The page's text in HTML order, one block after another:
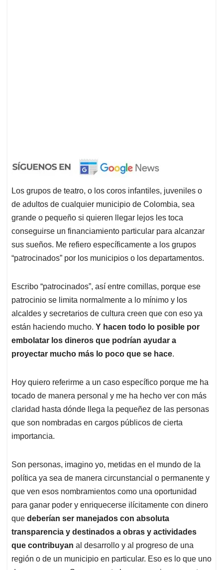
Los grupos de teatro, o los coros infantiles, juveniles o
de adultos de cualquier municipio de Colombia, sea
grande o pequeño si quieren llegar lejos les toca
conseguirse un financiamiento particular para alcanzar
sus sueños. Me refiero específicamente a los grupos
“patrocinados” por los municipios o los departamentos.
Escribo “patrocinados”, así entre comillas, porque ese
patrocinio se limita normalmente a lo mínimo y los
alcaldes y secretarios de cultura creen que con eso ya
están haciendo mucho. Y hacen todo lo posible por
embolatar los dineros que podrían ayudar a
proyectar mucho más lo poco que se hace.
Hoy quiero referirme a un caso específico porque me ha
tocado de manera personal y me ha hecho ver con más
claridad hasta dónde llega la pequeñez de las personas
que son nombradas en cargos públicos de cierta
importancia.
Son personas, imagino yo, metidas en el mundo de la
política ya sea de manera circunstancial o permanente y
que ven esos nombramientos como una oportunidad
para ganar poder y enriquecerse ilícitamente con dinero
que deberían ser manejados con absoluta
transparencia y destinados a obras y actividades
que contribuyan al desarrollo y al progreso de una
región o de un municipio en particular. Eso es lo que uno